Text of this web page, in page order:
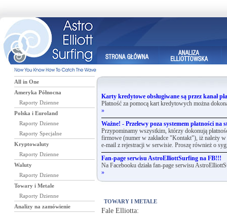
All in One
Ameryka Północna
Raporty Dzienne
Polska i Euroland
Raporty Dzienne
Raporty Specjalne
Kryptowaluty
Raporty Dzienne
Waluty
Raporty Dzienne
Towary i Metale
Raporty Dzienne
Analizy na zamówienie
Karty kredytowe obsługiwane są przez kanał
Płatność za pomocą kart kredytowych można
»
Ważne! - Przelewy poza systemem płatności na
Przypominamy wszystkim, którzy dokonują
firmowe (numer w zakładce "Kontakt"), iż należy
e-mail z rejestracji w serwisie. Proszę również o
Fan-page serwisu AstroElliottSurfing na FB!!!
Na Facebooku działa fan-page serwisu
»
TOWARY I METALE
Fale Elliotta: